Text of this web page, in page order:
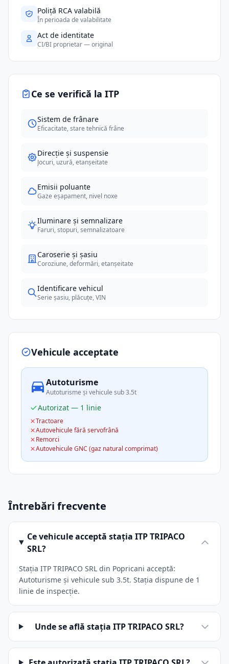
Poliță RCA valabilă
În perioada de valabilitate
Act de identitate
CI/BI proprietar — original
Ce se verifică la ITP
Sistem de frânare
Eficacitate, stare tehnică frâne
Direcție și suspensie
Jocuri, uzură, etanșeitate
Emisii poluante
Gaze eșapament, nivel noxe
Iluminare și semnalizare
Faruri, stopuri, semnalizatoare
Caroserie și șasiu
Coroziune, deformări, etanșeitate
Identificare vehicul
Serie șasiu, plăcuțe, VIN
Vehicule acceptate
Autoturisme
Autoturisme și vehicule sub 3.5t
Autorizat — 1 linie
Tractoare
Autovehicule fără servofrână
Remorci
Autovehicule GNC (gaz natural comprimat)
Întrebări frecvente
Ce vehicule acceptă stația ITP TRIPACO
SRL?
Stația ITP TRIPACO SRL din Popricani acceptă:
Autoturisme și vehicule sub 3.5t. Stația dispune de 1
linie de inspecție.
Unde se află stația ITP TRIPACO SRL?